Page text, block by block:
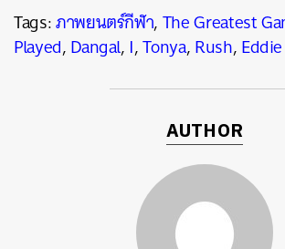
Tags:ภาพยนตร์กีฬา,The Greatest
Played,Dangal, I,Tonya,Rush,
AUTHOR